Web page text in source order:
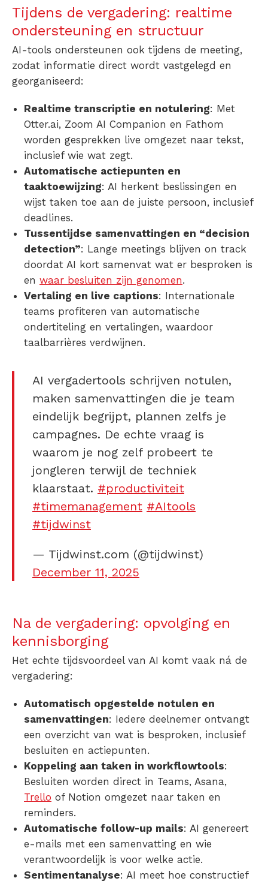
Tijdens de vergadering: realtime
ondersteuning en structuur
AI-tools ondersteunen ook tijdens de meeting,
zodat informatie direct wordt vastgelegd en
georganiseerd:
Realtime transcriptie en notulering: Met
Otter.ai, Zoom AI Companion en Fathom
worden gesprekken live omgezet naar tekst,
inclusief wie wat zegt.
Automatische actiepunten en
taaktoewijzing: AI herkent beslissingen en
wijst taken toe aan de juiste persoon, inclusief
deadlines.
Tussentijdse samenvattingen en “decision
detection”: Lange meetings blijven on track
doordat AI kort samenvat wat er besproken is
en waar besluiten zijn genomen.
Vertaling en live captions: Internationale
teams profiteren van automatische
ondertiteling en vertalingen, waardoor
taalbarrières verdwijnen.
AI vergadertools schrijven notulen,
maken samenvattingen die je team
eindelijk begrijpt, plannen zelfs je
campagnes. De echte vraag is
waarom je nog zelf probeert te
jongleren terwijl de techniek
klaarstaat. #productiviteit
#timemanagement #AItools
#tijdwinst
— Tijdwinst.com (@tijdwinst)
December 11, 2025
Na de vergadering: opvolging en
kennisborging
Het echte tijdsvoordeel van AI komt vaak ná de
vergadering:
Automatisch opgestelde notulen en
samenvattingen: Iedere deelnemer ontvangt
een overzicht van wat is besproken, inclusief
besluiten en actiepunten.
Koppeling aan taken in workflowtools:
Besluiten worden direct in Teams, Asana,
Trello of Notion omgezet naar taken en
reminders.
Automatische follow-up mails: AI genereert
e-mails met een samenvatting en wie
verantwoordelijk is voor welke actie.
Sentimentanalyse: AI meet hoe constructief